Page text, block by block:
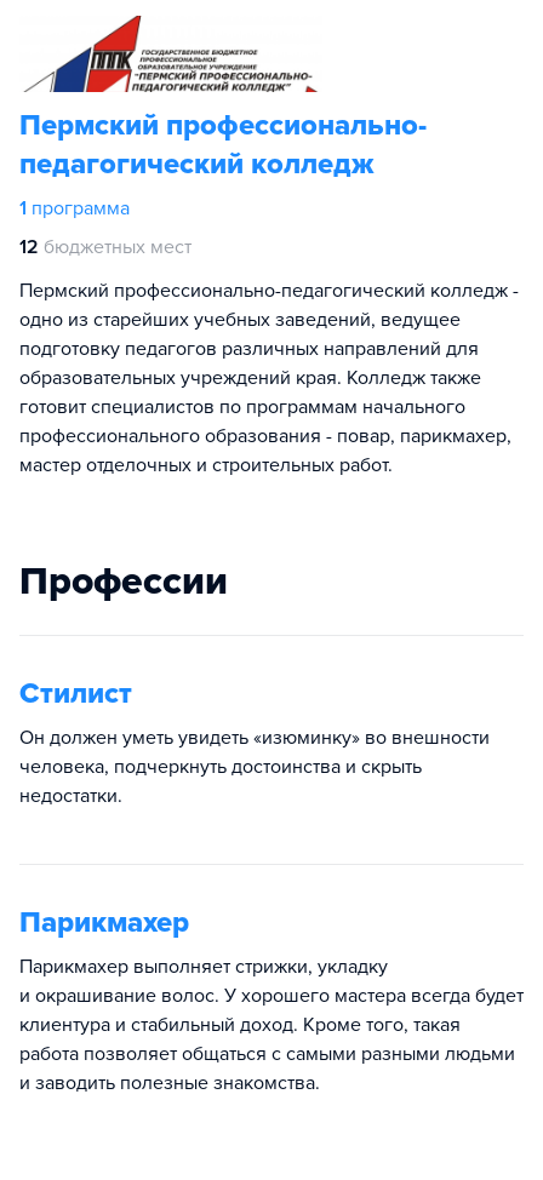
Пермский профессионально-
педагогический колледж
1 программа
12 бюджетных мест
Пермский профессионально-педагогический колледж -
одно из старейших учебных заведений, ведущее
подготовку педагогов различных направлений для
образовательных учреждений края. Колледж также
готовит специалистов по программам начального
профессионального образования - повар, парикмахер,
мастер отделочных и строительных работ.
Профессии
Стилист
Он должен уметь увидеть «изюминку» во внешности
человека, подчеркнуть достоинства и скрыть
недостатки.
Парикмахер
Парикмахер выполняет стрижки, укладку
и окрашивание волос. У хорошего мастера всегда будет
клиентура и стабильный доход. Кроме того, такая
работа позволяет общаться с самыми разными людьми
и заводить полезные знакомства.